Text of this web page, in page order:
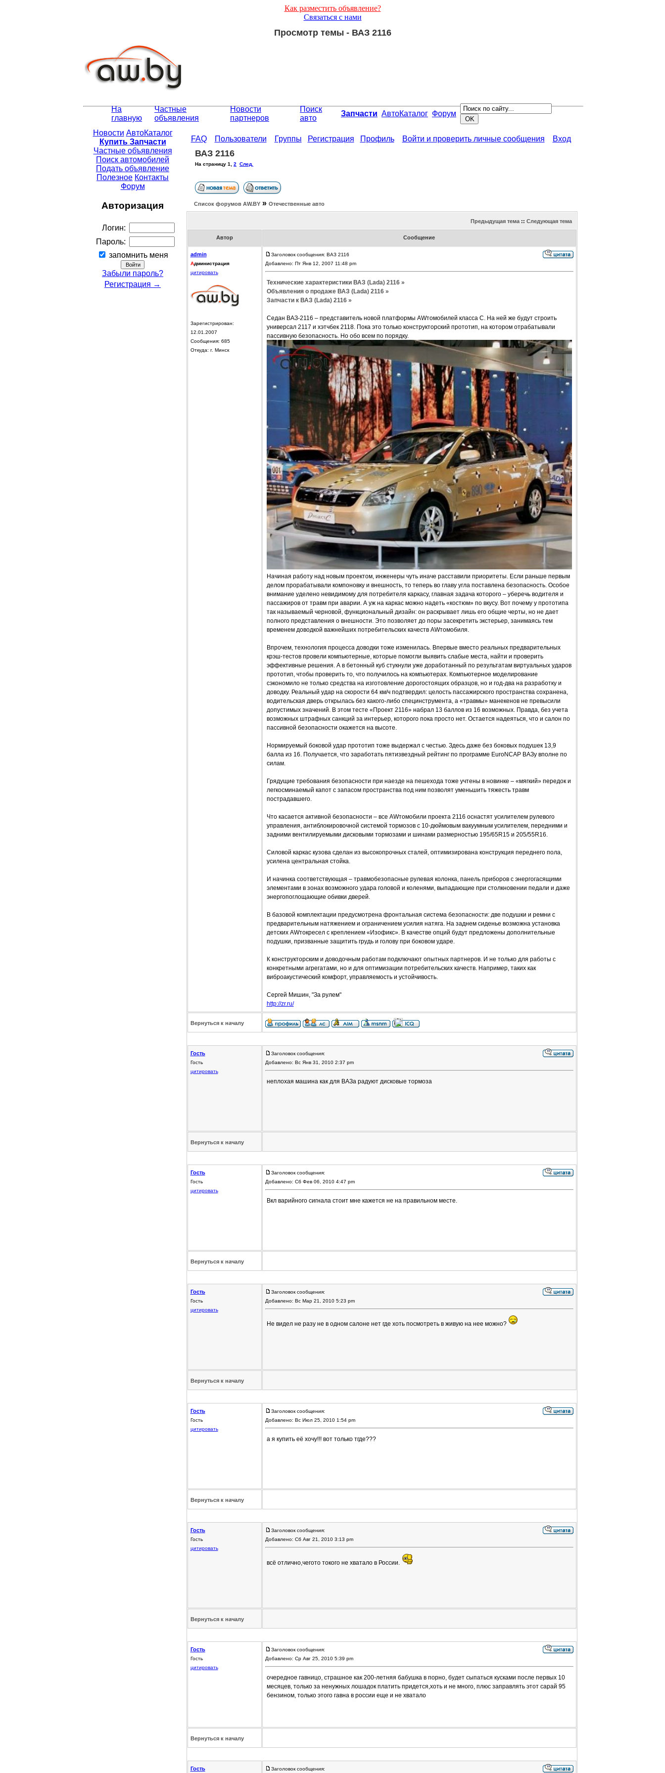
Как разместить объявление?
Связаться с нами
Просмотр темы - ВАЗ 2116
На
главную
Частные
объявления
Новости
партнеров
Поиск
авто
Запчасти АвтоКаталог Форум
Новости АвтоКаталог
Купить Запчасти
Частные объявления
Поиск автомобилей
Подать объявление
Полезное Контакты
Форум
Авторизация
Логин:
Пароль:
запомнить меня
Забыли пароль?
Регистрация →
FAQ Пользователи Группы Регистрация Профиль Войти и проверить личные сообщения Вход
ВАЗ 2116
На страницу 1 2 След.
Список форумов АW.BY» Отечественные авто
Предыдущая тема:: Следующая тема
Автор Сообщение
admin
Администрация
цитировать
Зарегистрирован:
12.01.2007
Сообщения: 685
Откуда: г. Минск
Заголовок сообщения: ВАЗ 2116
Добавлено: Пт Янв 12, 2007 11:48 pm
Технические характеристики ВАЗ (Lada) 2116 »
Объявления о продаже ВАЗ (Lada) 2116 »
Запчасти к ВАЗ (Lada) 2116 »
Седан ВАЗ-2116 – представитель новой платформы AWтомобилей класса С. На ней же будут строить
универсал 2117 и хэтчбек 2118. Пока это только конструкторский прототип, на котором отрабатывали
пассивную безопасность. Но обо всем по порядку.
Начиная работу над новым проектом, инженеры чуть иначе расставили приоритеты. Если раньше первым
делом прорабатывали компоновку и внешность, то теперь во главу угла поставлена безопасность. Особое
внимание уделено невидимому для потребителя каркасу, главная задача которого – уберечь водителя и
пассажиров от травм при аварии. А уж на каркас можно надеть «костюм» по вкусу. Вот почему у прототипа
так называемый черновой, функциональный дизайн: он раскрывает лишь его общие черты, но не дает
полного представления о внешности. Это позволяет до поры засекретить экстерьер, занимаясь тем
временем доводкой важнейших потребительских качеств AWтомобиля.
Впрочем, технология процесса доводки тоже изменилась. Впервые вместо реальных предварительных
крэш-тестов провели компьютерные, которые помогли выявить слабые места, найти и проверить
эффективные решения. А в бетонный куб стукнули уже доработанный по результатам виртуальных ударов
прототип, чтобы проверить то, что получилось на компьютерах. Компьютерное моделирование
сэкономило не только средства на изготовление дорогостоящих образцов, но и год-два на разработку и
доводку. Реальный удар на скорости 64 км/ч подтвердил: целость пассажирского пространства сохранена,
водительская дверь открылась без какого-либо специнструмента, а «травмы» манекенов не превысили
допустимых значений. В этом тесте «Проект 2116» набрал 13 баллов из 16 возможных. Правда, без учета
возможных штрафных санкций за интерьер, которого пока просто нет. Остается надеяться, что и салон по
пассивной безопасности окажется на высоте.
Нормируемый боковой удар прототип тоже выдержал с честью. Здесь даже без боковых подушек 13,9
балла из 16. Получается, что заработать пятизвездный рейтинг по программе EuroNCAP ВАЗу вполне по
силам.
Грядущие требования безопасности при наезде на пешехода тоже учтены в новинке – «мягкий» передок и
легкосминаемый капот с запасом пространства под ним позволят уменьшить тяжесть травм
пострадавшего.
Что касается активной безопасности – все AWтомобили проекта 2116 оснастят усилителем рулевого
управления, антиблокировочной системой тормозов с 10-дюймовым вакуумным усилителем, передними и
задними вентилируемыми дисковыми тормозами и шинами размерностью 195/65R15 и 205/55R16.
Силовой каркас кузова сделан из высокопрочных сталей, оптимизирована конструкция переднего пола,
усилена центральная стойка.
И начинка соответствующая – травмобезопасные рулевая колонка, панель приборов с энергогасящими
элементами в зонах возможного удара головой и коленями, выпадающие при столкновении педали и даже
энергопоглощающие обивки дверей.
В базовой комплектации предусмотрена фронтальная система безопасности: две подушки и ремни с
предварительным натяжением и ограничением усилия натяга. На заднем сиденье возможна установка
детских AWтокресел с креплением «Изофикс». В качестве опций будут предложены дополнительные
подушки, призванные защитить грудь и голову при боковом ударе.
К конструкторским и доводочным работам подключают опытных партнеров. И не только для работы с
конкретными агрегатами, но и для оптимизации потребительских качеств. Например, таких как
виброакустический комфорт, управляемость и устойчивость.
Сергей Мишин, "За рулем"
http://zr.ru/
Вернуться к началу
Гость
Гость
цитировать
Заголовок сообщения:
Добавлено: Вс Янв 31, 2010 2:37 pm
неплохая машина как для ВАЗа радуют дисковые тормоза
Вернуться к началу
Гость
Гость
цитировать
Заголовок сообщения:
Добавлено: Сб Фев 06, 2010 4:47 pm
Вкл варийного сигнала стоит мне кажется не на правильном месте.
Вернуться к началу
Гость
Гость
цитировать
Заголовок сообщения:
Добавлено: Вс Мар 21, 2010 5:23 pm
Не видел не разу не в одном салоне нет где хоть посмотреть в живую на нее можно?
Вернуться к началу
Гость
Гость
цитировать
Заголовок сообщения:
Добавлено: Вс Июл 25, 2010 1:54 pm
а я купить её хочу!!! вот только тгде???
Вернуться к началу
Гость
Гость
цитировать
Заголовок сообщения:
Добавлено: Сб Авг 21, 2010 3:13 pm
всё отлично,чегото токого не хватало в России.
Вернуться к началу
Гость
Гость
цитировать
Заголовок сообщения:
Добавлено: Ср Авг 25, 2010 5:39 pm
очередное гавницо, страшное как 200-летняя бабушка в порно, будет сыпаться кусками после первых 10
месяцев, только за ненужных лошадок платить придется,хоть и не много, плюс заправлять этот сарай 95
бензином, только этого гавна в россии еще и не хватало
Вернуться к началу
Гость Заголовок сообщения: